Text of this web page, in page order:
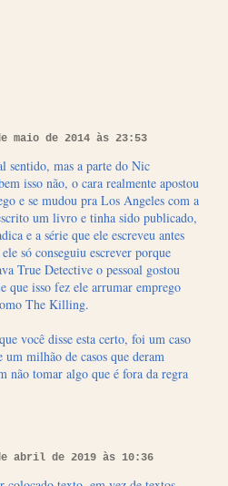
maio de 2014 às 23:53
sentido, mas a parte do Nic
isso não, o cara realmente apostou
e se mudou pra Los Angeles com a
um livro e tinha sido publicado,
e a série que ele escreveu antes
só conseguiu escrever porque
True Detective o pessoal gostou
que isso fez ele arrumar emprego
The Killing.
você disse esta certo, foi um caso
um milhão de casos que deram
não tomar algo que é fora da regra
abril de 2019 às 10:36